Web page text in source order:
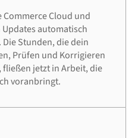
Cloud und
Updates automatisch
Stunden, die dein
Prüfen und Korrigieren
jetzt in Arbeit, die
voranbringt.